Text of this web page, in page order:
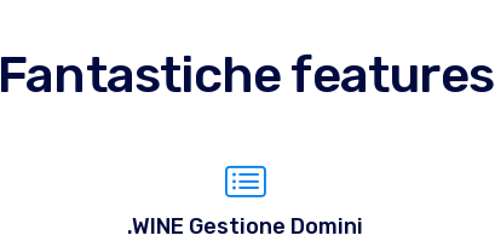
Fantastiche features
.WINE Gestione Domini